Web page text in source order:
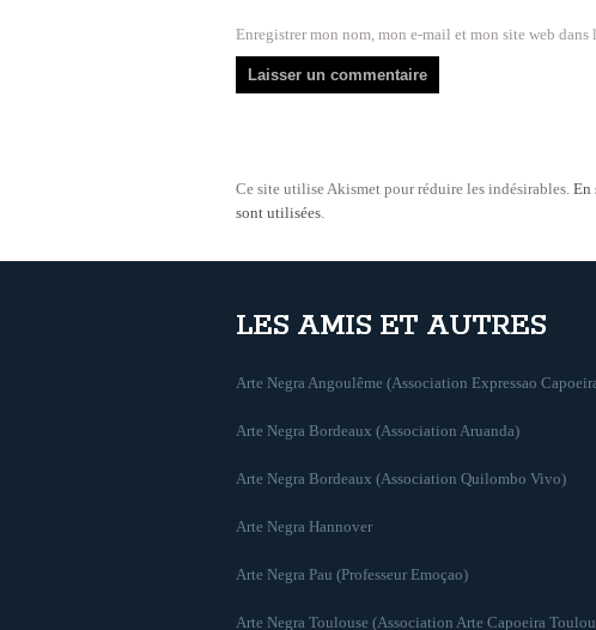
Enregistrer mon nom, mon e-mail et mon site web
Ce site utilise Akismet pour réduire les indésirables. En
sont utilisées
LES AMIS ET AUTRES
Arte Negra Angoulême (Association Expressao
Arte Negra Bordeaux (Association Aruanda)
Arte Negra Bordeaux (Association Quilombo Vivo)
Arte Negra Hannover
Arte Negra Pau (Professeur Emoçao)
Arte Negra Toulouse (Association Arte Capoeira